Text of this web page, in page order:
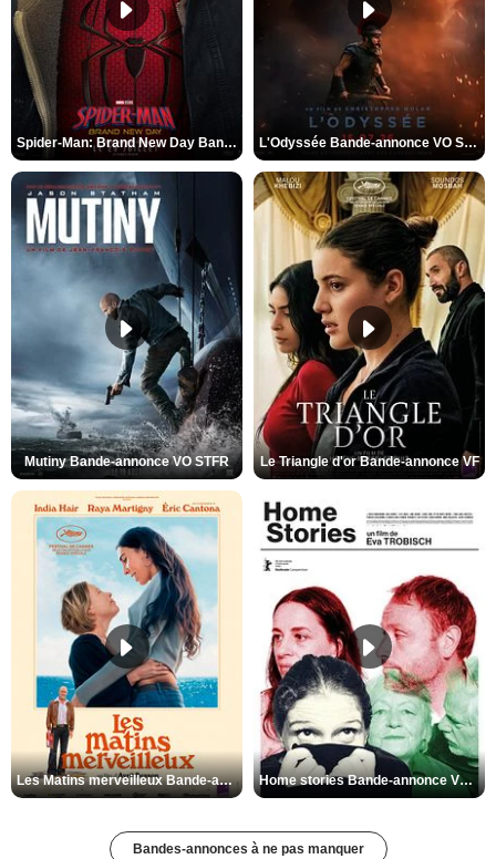
Spider-Man: Brand New Day Bande-annonce VO STFR L'Odyssée Bande-annonce VO STFR
Mutiny Bande-annonce VO STFR Le Triangle d'or Bande-annonce VF
Les Matins merveilleux Bande-annonce VF Home stories Bande-annonce VO STFR
Bandes-annonces à ne pas manquer